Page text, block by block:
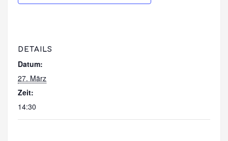
DETAILS
Datum:
27. März
Zeit:
14:30